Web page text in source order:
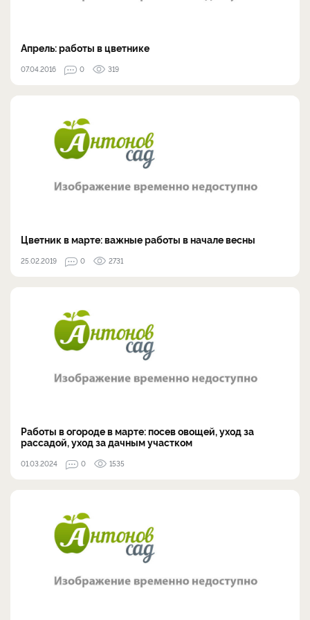
Апрель: работы в цветнике
07.04.2016 0 319
Цветник в марте: важные работы в начале весны
25.02.2019 0 2731
Работы в огороде в марте: посев овощей, уход за
рассадой, уход за дачным участком
01.03.2024 0 1535